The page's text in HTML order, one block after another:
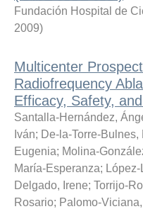
Fundación Hospital de
2009)
Multicenter
Radiofrequency
Efficacy, Safety,
Santalla-Hernández,
Iván; De-la-Torre-Bulnes,
Eugenia; Molina-
María-Esperanza;
Delgado, Irene; Torrijo-
Rosario; Palomo-